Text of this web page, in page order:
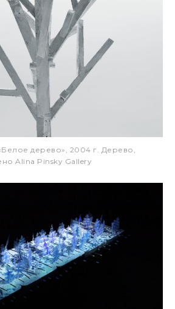
дерево», 2004 г. Дерево,
Alina Pinsky Gallery